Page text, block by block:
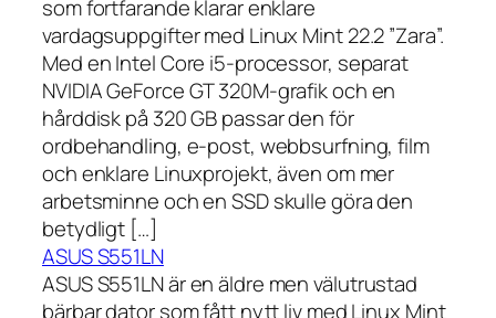
som fortfarande klarar enklare
vardagsuppgifter med Linux Mint 22.2 ”Zara”.
Med en Intel Core i5-processor, separat
NVIDIA GeForce GT 320M-grafik och en
hårddisk på 320 GB passar den för
ordbehandling, e-post, webbsurfning, film
och enklare Linuxprojekt, även om mer
arbetsminne och en SSD skulle göra den
betydligt […]
ASUS S551LN
ASUS S551LN är en äldre men välutrustad
bärbar dator som fått nytt liv med Linux Mint